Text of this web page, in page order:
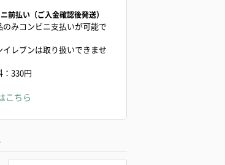
前払い（ご入金確認後発送）
のみコンビニ支払いが可能で
レブンは取り扱いできませ
330円
こちら